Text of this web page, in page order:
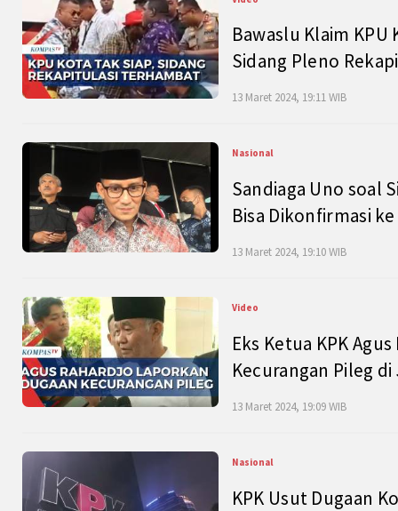
Bawaslu Klaim
Sidang Pleno
13 Maret 2024, 19:11 WIB
Nasional
Sandiaga Uno soal
Bisa Dikonfirmasi
13 Maret 2024, 19:10 WIB
Video
Eks Ketua KPK
Kecurangan Pileg
13 Maret 2024, 19:09 WIB
Nasional
KPK Usut Dugaan